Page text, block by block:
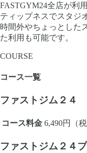
FASTGYM24全店が利
ティップネスでスタジ
時間外やちょっとした
た利用も可能です。
COURSE
コース一覧
ファストジム２４
コース料金 6,490円 （
ファストジム２４